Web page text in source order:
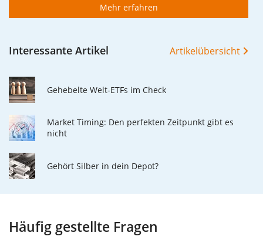
Mehr erfahren
Interessante Artikel Artikelübersicht
Gehebelte Welt-ETFs im Check
Market Timing: Den perfekten Zeitpunkt gibt es
nicht
Gehört Silber in dein Depot?
Häufig gestellte Fragen